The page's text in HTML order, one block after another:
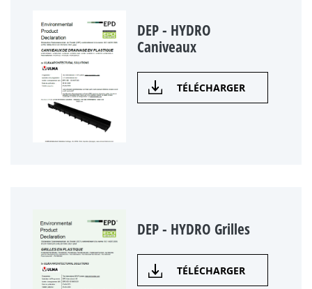
DEP - HYDRO
Caniveaux
TÉLÉCHARGER
DEP - HYDRO Grilles
TÉLÉCHARGER